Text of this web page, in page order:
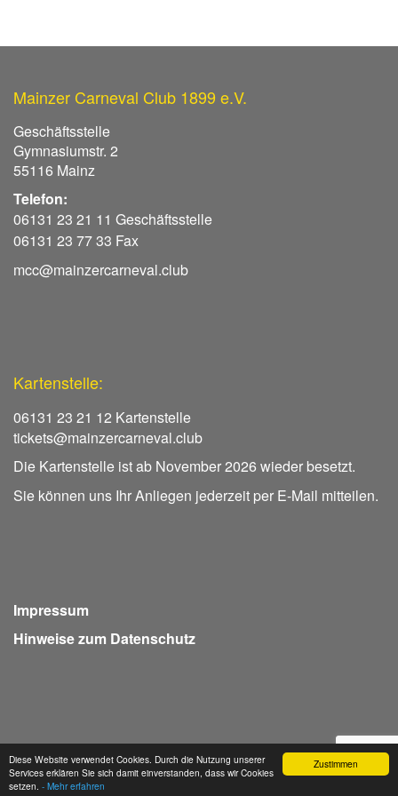
Zustimmen
Diese Website verwendet Cookies. Durch die Nutzung unserer
Services erklären Sie sich damit einverstanden, dass wir Cookies
setzen. - Mehr erfahren
Mainzer Carneval Club 1899 e.V.
Geschäftsstelle
Gymnasiumstr. 2
55116 Mainz
Telefon:
06131 23 21 11 Geschäftsstelle
06131 23 77 33 Fax
mcc@mainzercarneval.club
Kartenstelle:
06131 23 21 12 Kartenstelle
tickets@mainzercarneval.club
Die Kartenstelle ist ab November 2026 wieder besetzt.
Sie können uns Ihr Anliegen jederzeit per E-Mail mitteilen.
Impressum
Hinweise zum Datenschutz
Webdesign Seventum